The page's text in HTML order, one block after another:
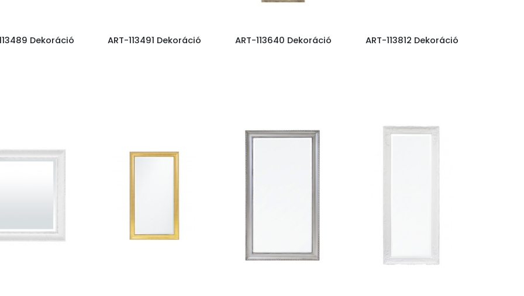
Dekoráció ART-113491 Dekoráció ART-113640 Dekoráció ART-113812 Dekoráció